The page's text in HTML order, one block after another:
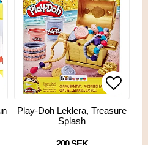
till i favoritlistan
till i favoritlistan
Lägg
Lägg
Play-Doh Leklera, Treasure
Splash